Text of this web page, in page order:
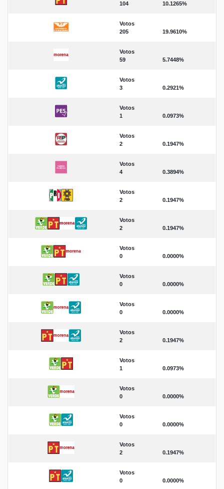
104
10.1265%
Votos
205
19.9610%
Votos
59
5.7448%
Votos
3
0.2921%
Votos
1
0.0973%
Votos
2
0.1947%
Votos
4
0.3894%
Votos
2
0.1947%
Votos
2
0.1947%
Votos
0
0.0000%
Votos
0
0.0000%
Votos
0
0.0000%
Votos
2
0.1947%
Votos
1
0.0973%
Votos
0
0.0000%
Votos
0
0.0000%
Votos
2
0.1947%
Votos
0
0.0000%